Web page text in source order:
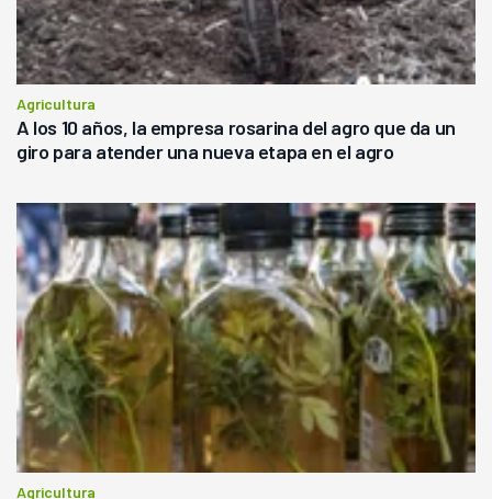
Agricultura
A los 10 años, la empresa rosarina del agro que da un
giro para atender una nueva etapa en el agro
Agricultura